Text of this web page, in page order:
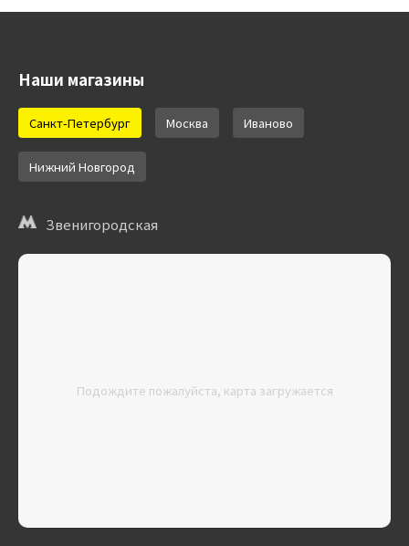
Наши магазины
Санкт-Петербург Москва Иваново
Нижний Новгород
Звенигородская
Подождите пожалуйста, карта загружается